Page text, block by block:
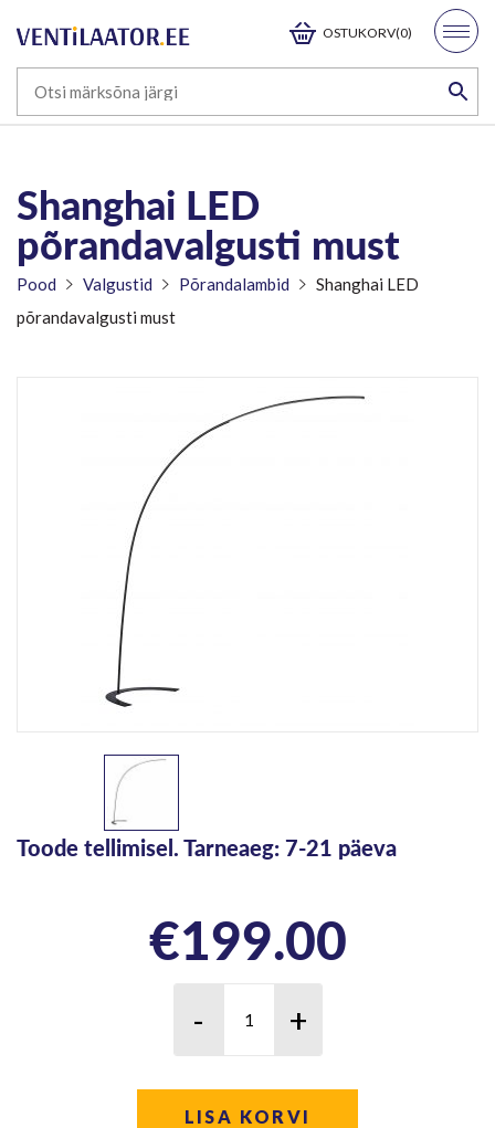
OSTUKORV(0)
Shanghai LED
põrandavalgusti must
Pood Valgustid Põrandalambid
Shanghai LED
põrandavalgusti must
Toode tellimisel. Tarneaeg: 7-21 päeva
€199.00
LISA KORVI